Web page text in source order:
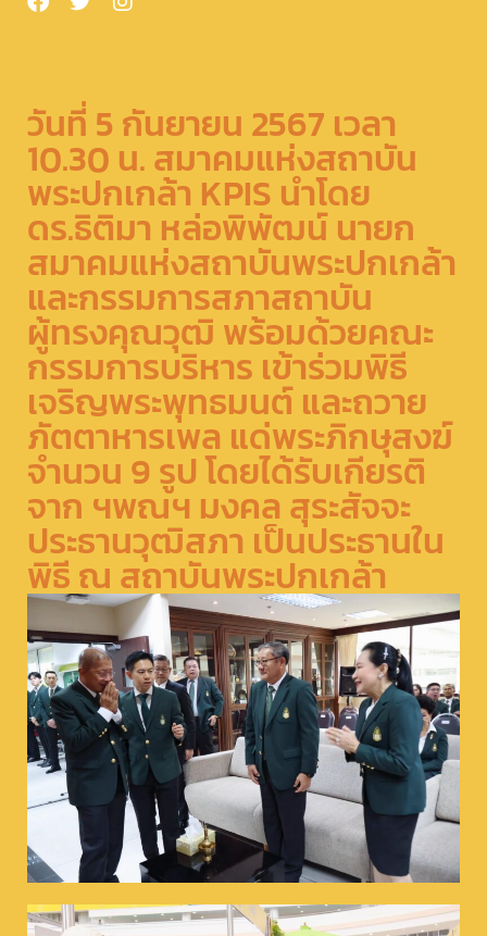
วันที่ 5 กันยายน 2567 เวลา
10.30 น. สมาคมแห่งสถาบัน
พระปกเกล้า KPIS นำโดย
ดร.ธิติมา หล่อพิพัฒน์ นายก
สมาคมแห่งสถาบันพระปกเกล้า
และกรรมการสภาสถาบัน
ผู้ทรงคุณวุฒิ พร้อมด้วยคณะ
กรรมการบริหาร เข้าร่วมพิธี
เจริญพระพุทธมนต์ และถวาย
ภัตตาหารเพล แด่พระภิกษุสงฆ์
จำนวน 9 รูป โดยได้รับเกียรติ
จาก ฯพณฯ มงคล สุระสัจจะ
ประธานวุฒิสภา เป็นประธานใน
พิธี ณ สถาบันพระปกเกล้า